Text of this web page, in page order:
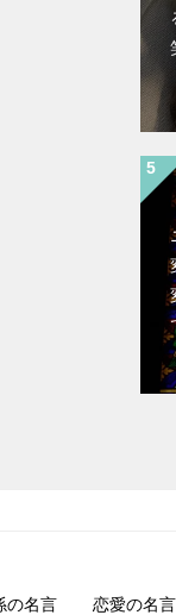
の名言 恋愛の名言